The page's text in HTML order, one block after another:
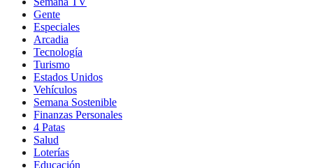
Gente
Especiales
Arcadia
Tecnología
Turismo
Estados Unidos
Vehículos
Semana Sostenible
Finanzas Personales
4 Patas
Salud
Loterías
Educación